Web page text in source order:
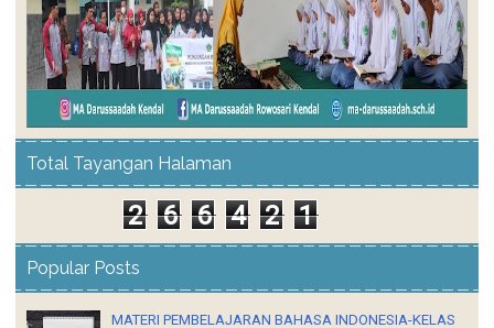
Total Tayangan Halaman
2 6 6 4 2 1
Popular Posts
MATERI PEMBELAJARAN BAHASA INDONESIA-KELAS